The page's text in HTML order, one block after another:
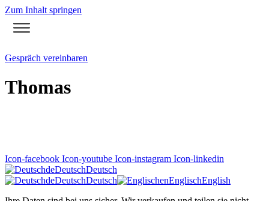
Zum Inhalt springen
Gespräch vereinbaren
Thomas
Icon-facebook Icon-youtube Icon-instagram Icon-linkedin
deDeutschDeutsch
deDeutschDeutsch enEnglischEnglish